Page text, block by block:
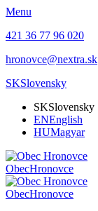
Menu
421 36 77 96 020
hronovce@nextra.sk
SKSlovensky
SKSlovensky
ENEnglish
HUMagyar
ObecHronovce
ObecHronovce